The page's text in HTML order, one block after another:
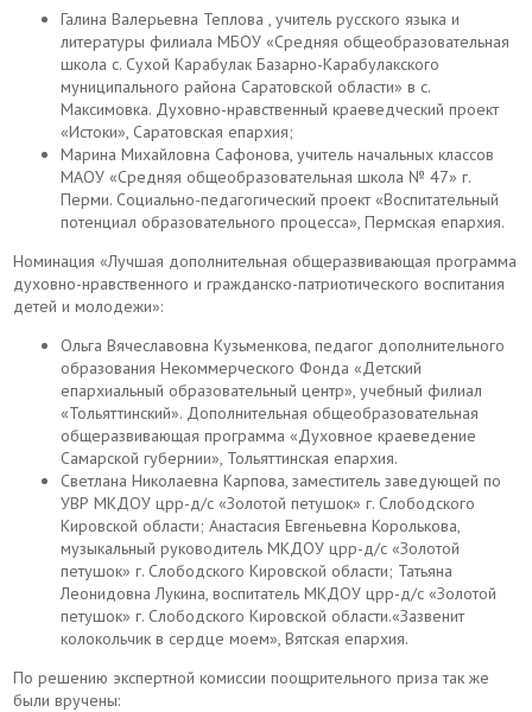
Галина Валерьевна Теплова , учитель русского языка и
литературы филиала МБОУ «Средняя общеобразовательная
школа с. Сухой Карабулак Базарно-Карабулакского
муниципального района Саратовской области» в с.
Максимовка. Духовно-нравственный краеведческий проект
«Истоки», Саратовская епархия;
Марина Михайловна Сафонова, учитель начальных классов
МАОУ «Средняя общеобразовательная школа № 47» г.
Перми. Социально-педагогический проект «Воспитательный
потенциал образовательного процесса», Пермская епархия.
Номинация «Лучшая дополнительная общеразвивающая программа
духовно-нравственного и гражданско-патриотического воспитания
детей и молодежи»:
Ольга Вячеславовна Кузьменкова, педагог дополнительного
образования Некоммерческого Фонда «Детский
епархиальный образовательный центр», учебный филиал
«Тольяттинский». Дополнительная общеобразовательная
общеразвивающая программа «Духовное краеведение
Самарской губернии», Тольяттинская епархия.
Светлана Николаевна Карпова, заместитель заведующей по
УВР МКДОУ црр-д/с «Золотой петушок» г. Слободского
Кировской области; Анастасия Евгеньевна Королькова,
музыкальный руководитель МКДОУ црр-д/с «Золотой
петушок» г. Слободского Кировской области; Татьяна
Леонидовна Лукина, воспитатель МКДОУ црр-д/с «Золотой
петушок» г. Слободского Кировской области.«Зазвенит
колокольчик в сердце моем», Вятская епархия.
По решению экспертной комиссии поощрительного приза так же
были вручены: